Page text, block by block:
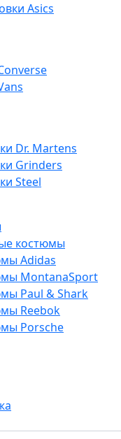
Asics
Dr. Martens
Grinders
Steel
костюмы
Adidas
MontanaSport
Paul & Shark
Reebok
Porsche